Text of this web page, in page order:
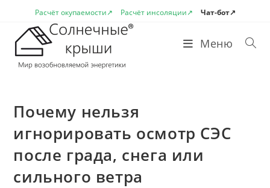
содержимому
Расчёт окупаемости↗ Расчёт инсоляции↗ Чат-бот↗
Меню
Почему нельзя
игнорировать осмотр СЭС
после града, снега или
сильного ветра